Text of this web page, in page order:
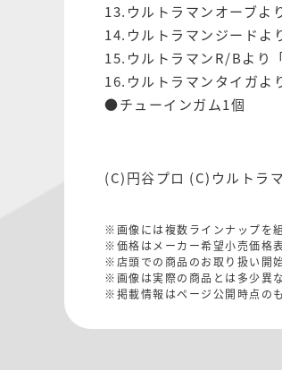
13.ウルトラマンオーブよ
14.ウルトラマンジードよ
15.ウルトラマンR/Bより
16.ウルトラマンタイガよ
●チューインガム1個
(C)円谷プロ (C)ウルトラ
※画像には複数ラインナップを
※価格はメーカー希望小売価格表
※店頭での商品のお取り扱い開
※画像は実際の商品とは多少異
※掲載情報はページ公開時点の